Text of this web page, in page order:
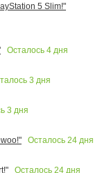
5 Slim!"
Осталось 4 дня
3 дня
3 дня
Осталось 24 дня
Осталось 24 дня